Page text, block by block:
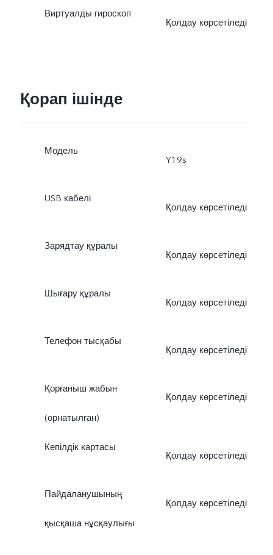
Виртуалды гироскоп
Қолдау көрсетіледі
Қорап ішінде
Модель
Y19s
USB кабелі
Қолдау көрсетіледі
Зарядтау құралы
Қолдау көрсетіледі
Шығару құралы
Қолдау көрсетіледі
Телефон тысқабы
Қолдау көрсетіледі
Қорғаныш жабын
(орнатылған)
Қолдау көрсетіледі
Кепілдік картасы
Қолдау көрсетіледі
Пайдаланушының
қысқаша нұсқаулығы
Қолдау көрсетіледі